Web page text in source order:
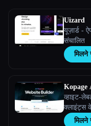
Uizard
यूज़ार्ड -
संचालित
मिलने
Kopage
व्हाइट-
क्लाइंट्स
कर सकते
मिलने